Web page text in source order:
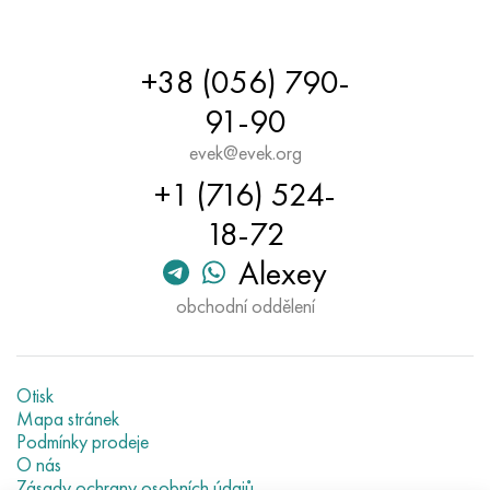
+38 (056) 790-
91-90
evek@evek.org
+1 (716) 524-
18-72
Alexey
obchodní oddělení
Otisk
Mapa stránek
Podmínky prodeje
O nás